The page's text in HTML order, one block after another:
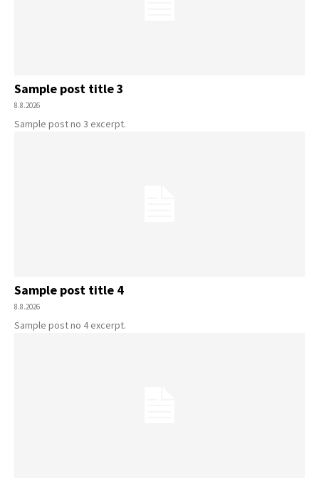
Sample post title 3
8.8.2026
Sample post no 3 excerpt.
Sample post title 4
8.8.2026
Sample post no 4 excerpt.